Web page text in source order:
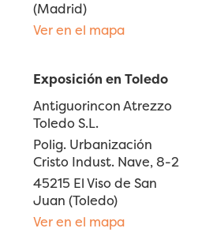
(Madrid)
Ver en el mapa
Exposición en Toledo
Antiguorincon Atrezzo
Toledo S.L.
Polig. Urbanización
Cristo Indust. Nave, 8-2
45215 El Viso de San
Juan (Toledo)
Ver en el mapa